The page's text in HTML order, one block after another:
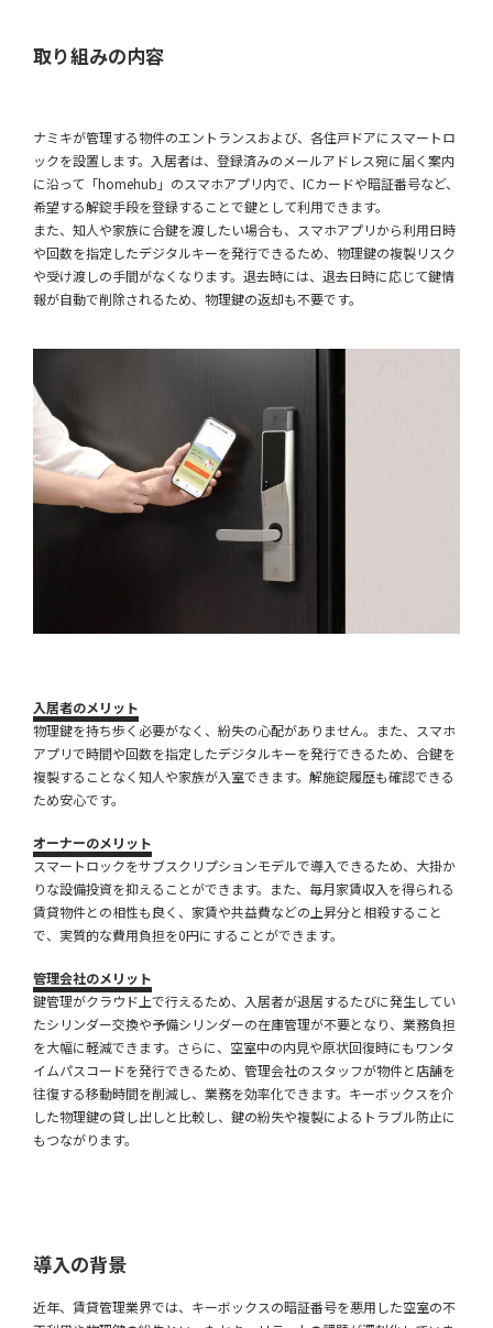
取り組みの内容
ナミキが管理する物件のエントランスおよび、各住戸ドアにスマートロ
ックを設置します。入居者は、登録済みのメールアドレス宛に届く案内
に沿って「homehub」のスマホアプリ内で、ICカードや暗証番号など、
希望する解錠手段を登録することで鍵として利用できます。
また、知人や家族に合鍵を渡したい場合も、スマホアプリから利用日時
や回数を指定したデジタルキーを発行できるため、物理鍵の複製リスク
や受け渡しの手間がなくなります。退去時には、退去日時に応じて鍵情
報が自動で削除されるため、物理鍵の返却も不要です。
入居者のメリット
物理鍵を持ち歩く必要がなく、紛失の心配がありません。また、スマホ
アプリで時間や回数を指定したデジタルキーを発行できるため、合鍵を
複製することなく知人や家族が入室できます。解施錠履歴も確認できる
ため安心です。
オーナーのメリット
スマートロックをサブスクリプションモデルで導入できるため、大掛か
りな設備投資を抑えることができます。また、毎月家賃収入を得られる
賃貸物件との相性も良く、家賃や共益費などの上昇分と相殺すること
で、実質的な費用負担を0円にすることができます。
管理会社のメリット
鍵管理がクラウド上で行えるため、入居者が退居するたびに発生してい
たシリンダー交換や予備シリンダーの在庫管理が不要となり、業務負担
を大幅に軽減できます。さらに、空室中の内見や原状回復時にもワンタ
イムパスコードを発行できるため、管理会社のスタッフが物件と店舗を
往復する移動時間を削減し、業務を効率化できます。キーボックスを介
した物理鍵の貸し出しと比較し、鍵の紛失や複製によるトラブル防止に
もつながります。
導入の背景
近年、賃貸管理業界では、キーボックスの暗証番号を悪用した空室の不